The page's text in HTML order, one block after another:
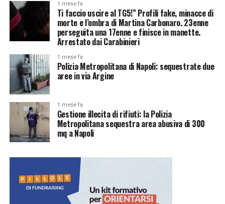
1 mese fa
Ti faccio uscire al TG5!” Profili fake, minacce di
morte e l’ombra di Martina Carbonaro. 23enne
perseguita una 17enne e finisce in manette.
Arrestato dai Carabinieri
1 mese fa
Polizia Metropolitana di Napoli: sequestrate due
aree in via Argine
1 mese fa
Gestione illecita di rifiuti: la Polizia
Metropolitana sequestra area abusiva di 300
mq a Napoli